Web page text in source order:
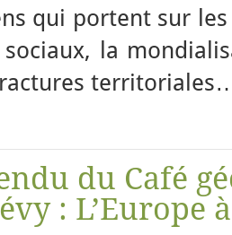
qui portent sur
sociaux, la
du Café
: L’Europe